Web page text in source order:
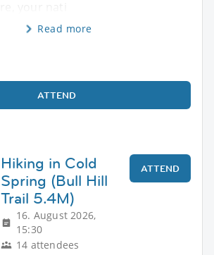
Read more
ATTEND
Hiking in Cold
Spring (Bull Hill
Trail 5.4M)
16. August 2026,
15:30
14 attendees
ATTEND